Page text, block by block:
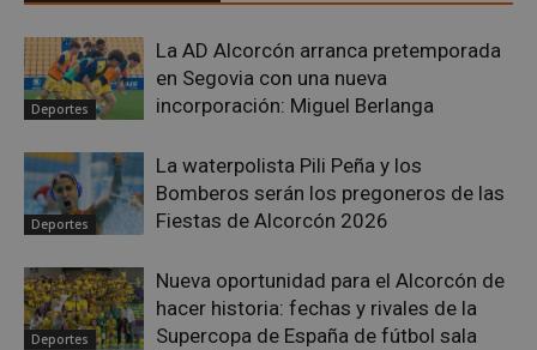
Deportes
La AD Alcorcón arranca pretemporada
en Segovia con una nueva
incorporación: Miguel Berlanga
Deportes
La waterpolista Pili Peña y los
Bomberos serán los pregoneros de las
Fiestas de Alcorcón 2026
Deportes
Nueva oportunidad para el Alcorcón de
hacer historia: fechas y rivales de la
Supercopa de España de fútbol sala
AWSALBCORS
Amazon.com
Inc.
embed.bsky.app
1 semana
Privacy Policy